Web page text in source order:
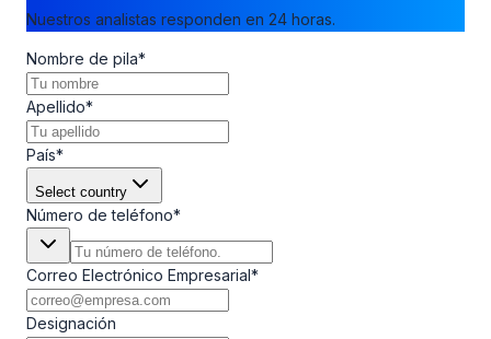
Nuestros analistas responden en 24 horas.
Nombre de pila*
Apellido*
País*
Select country
Número de teléfono*
Correo Electrónico Empresarial*
Designación